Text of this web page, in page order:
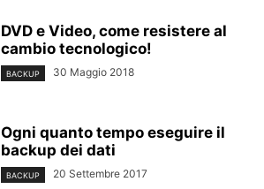
DVD e Video, come resistere al
cambio tecnologico!
BACKUP 30 Maggio 2018
Ogni quanto tempo eseguire il
backup dei dati
BACKUP 20 Settembre 2017